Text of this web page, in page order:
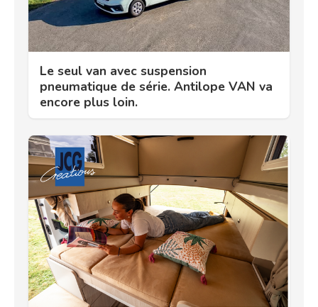
Le seul van avec suspension
pneumatique de série. Antilope VAN va
encore plus loin.